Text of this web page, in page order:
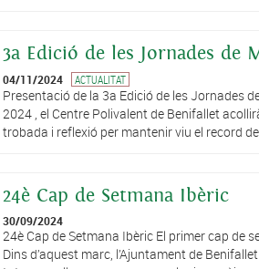
3a Edició de les Jornades de
04/11/2024 ACTUALITAT
Presentació de la 3a Edició de les Jornades
2024 , el Centre Polivalent de Benifallet
trobada i reflexió per mantenir viu el record
24è Cap de Setmana Ibèric
30/09/2024
24è Cap de Setmana Ibèric El primer cap de
Dins d’aquest marc, l’Ajuntament de